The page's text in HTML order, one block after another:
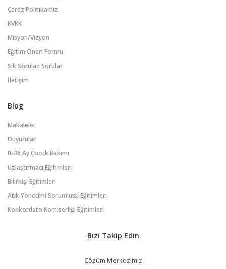
Çerez Politikamız
KVKK
Misyon/Vizyon
Eğitim Öneri Formu
Sık Sorulan Sorular
İletişim
Blog
Makaleler
Duyurular
0-36 Ay Çocuk Bakımı
Uzlaştırmacı Eğitimleri
Bilirkişi Eğitimleri
Atık Yönetimi Sorumlusu Eğitimleri
Konkordato Komiserliği Eğitimleri
Bizi Takip Edin
Çözüm Merkezimiz